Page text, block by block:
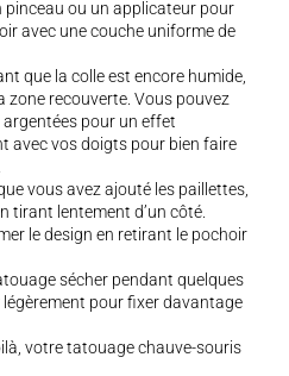
pinceau ou un applicateur pour
avec une couche uniforme de
que la colle est encore humide,
zone recouverte. Vous pouvez
pour un effet
avec vos doigts pour bien faire
vous avez ajouté les paillettes,
tirant lentement d’un côté.
le design en retirant le pochoir
sécher pendant quelques
pour fixer davantage
votre tatouage chauve-souris